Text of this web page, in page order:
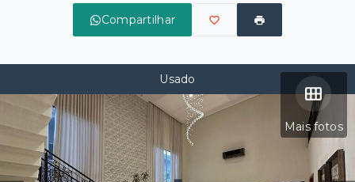
Compartilhar
Mais fotos
Usado